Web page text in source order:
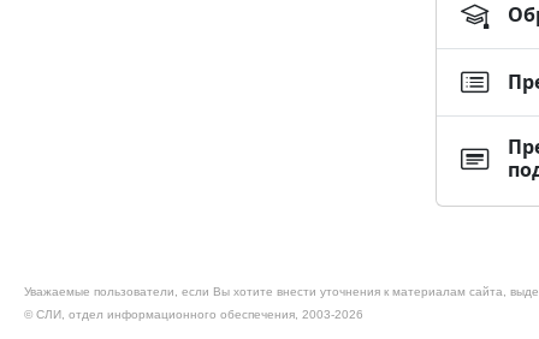
Уважаемые пользователи, если Вы хотите внести уточнения к материалам сайта,
© CЛИ, отдел информационного обеспечения, 2003-2026